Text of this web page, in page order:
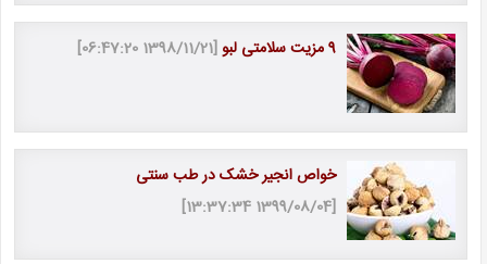
9 مزیت سلامتی لبو [1398/11/21 06:47:20]
خواص انجیر خشک در طب سنتی
[1399/08/04 13:37:34]